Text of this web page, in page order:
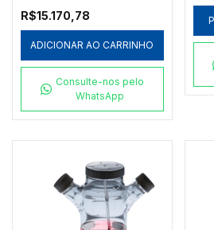
R$15.170,78
ADICIONAR AO CARRINHO
Consulte-nos pelo
WhatsApp